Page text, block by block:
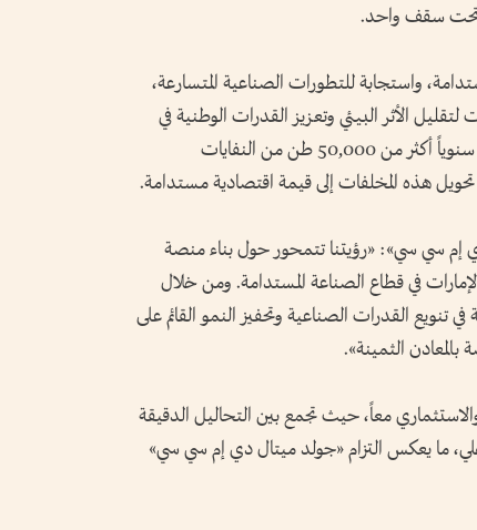
تحت سقف واحد.
واستجابة للتطورات الصناعية المتسارعة،
الأثر البيئي وتعزيز القدرات الوطنية في
مجال إعادة التدوير. وتُظهر الأرقام أن الإمارات تنتج سنوياً أكثر من 50,000 طن من النفايات
تحويل هذه المخلفات إلى قيمة اقتصادية مستدامة.
سي سي»: «رؤيتنا تتمحور حول بناء منصة
في قطاع الصناعة المستدامة. ومن خلال
تنويع القدرات الصناعية وتحفيز النمو القائم على
بالمعادن الثمينة».
معاً، حيث تجمع بين التحاليل الدقيقة
ما يعكس التزام «جولد ميتال دي إم سي سي»